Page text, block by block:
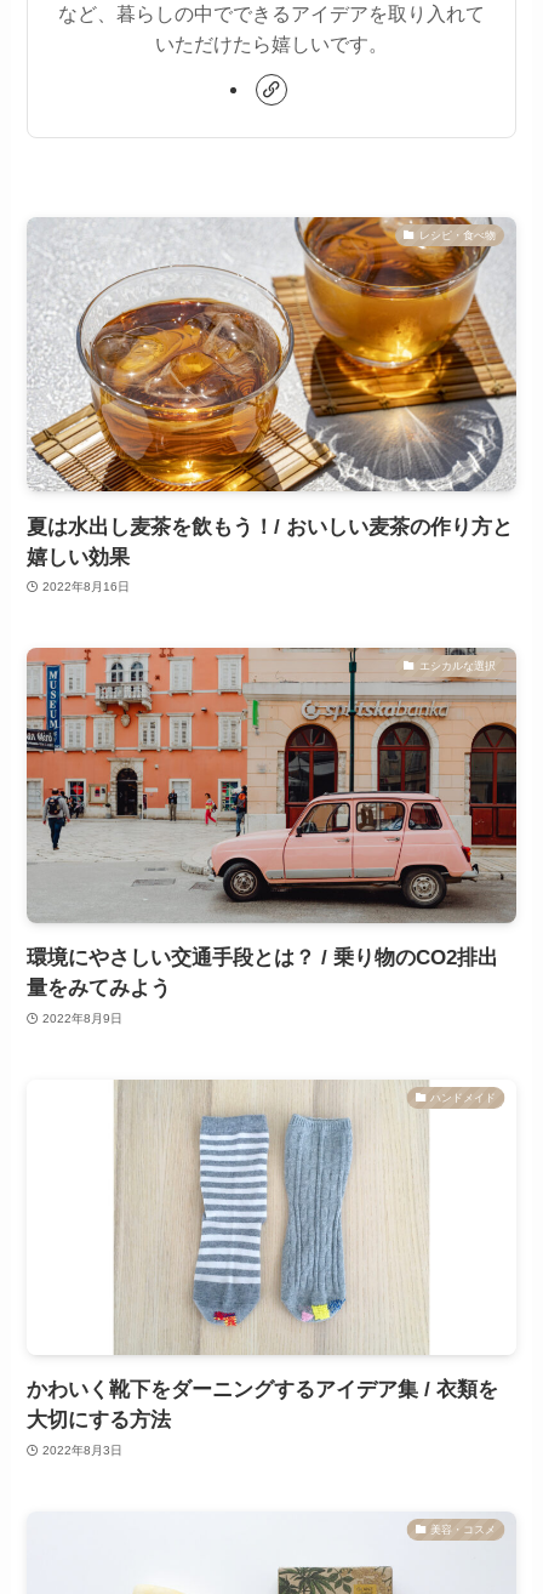
など、暮らしの中でできるアイデアを取り入れて
いただけたら嬉しいです。
レシピ・食べ物
夏は水出し麦茶を飲もう！/ おいしい麦茶の作り方と
嬉しい効果
2022年8月16日
エシカルな選択
環境にやさしい交通手段とは？ / 乗り物のCO2排出
量をみてみよう
2022年8月9日
ハンドメイド
かわいく靴下をダーニングするアイデア集 / 衣類を
大切にする方法
2022年8月3日
美容・コスメ